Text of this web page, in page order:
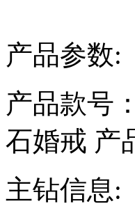
产品参数:
产品款号
石婚戒 产
主钻信息: